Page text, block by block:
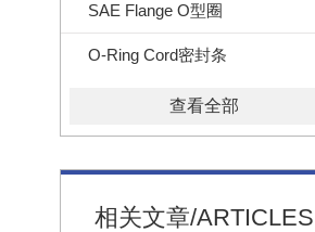
SAE Flange O型圈
O-Ring Cord密封条
查看全部
相关文章/ARTICLES